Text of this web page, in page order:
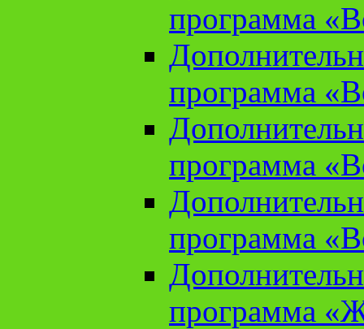
программа
программа
программа
программа
программа